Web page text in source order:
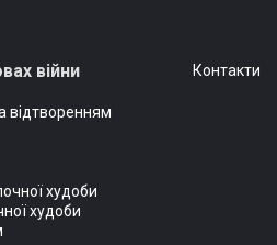
війни
відтворенням
худоби
худоби
Контакти